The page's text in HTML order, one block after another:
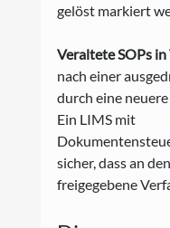
gelöst markiert
Veraltete SOPs
nach einer
durch eine
Ein LIMS mit
sicher, dass an
freigegebene